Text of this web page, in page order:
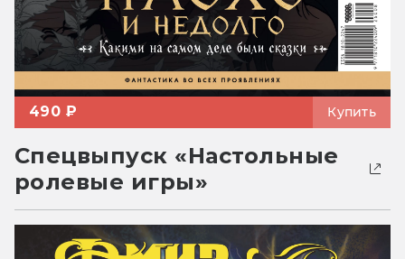
490 ₽ Купить
Спецвыпуск «Настольные
ролевые игры»